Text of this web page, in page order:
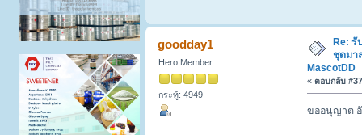
goodday1
Hero Member
กระทู้: 4949
Re: รั
ชุดมา
MascotDD
« ตอบกลับ
ขออนุญาต